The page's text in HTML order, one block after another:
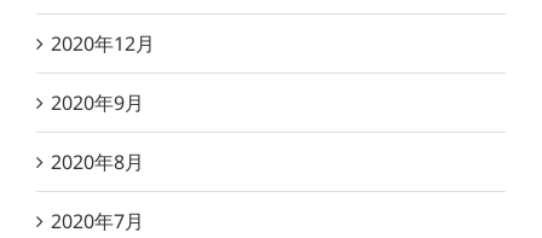
2020年12月
2020年9月
2020年8月
2020年7月